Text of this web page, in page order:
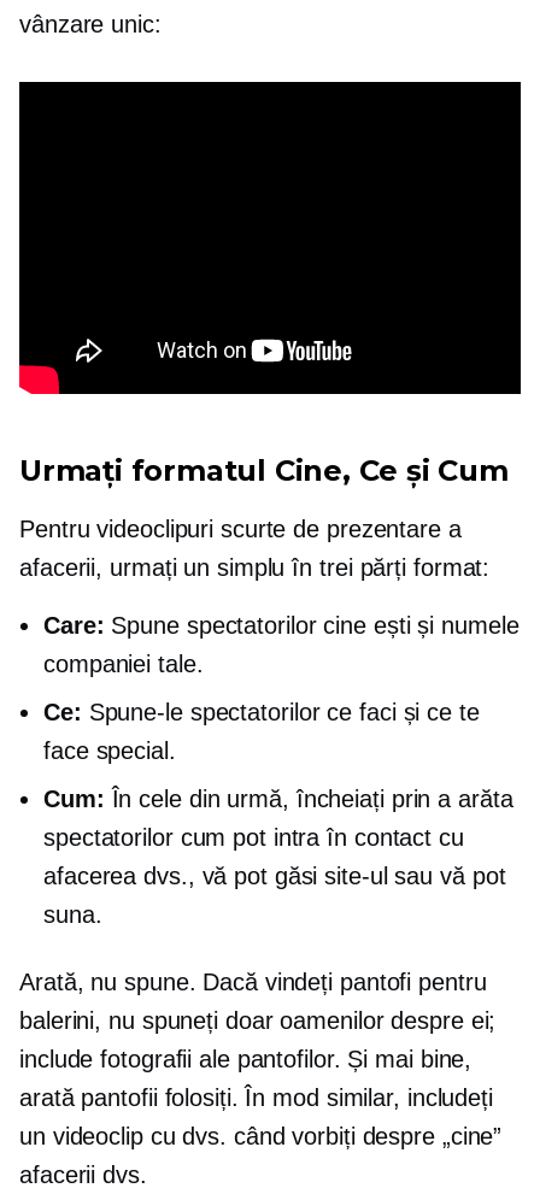
vânzare unic:
Urmați formatul Cine, Ce și Cum
Pentru videoclipuri scurte de prezentare a
afacerii, urmați un simpluîn trei părți format:
Care: Spune spectatorilor cine ești și numele
companiei tale.
Ce: Spune-le spectatorilor ce faci și ce te
face special.
Cum: În cele din urmă, încheiați prin a arăta
spectatorilor cum pot intra în contact cu
afacerea dvs., vă pot găsi site-ul sau vă pot
suna.
Arată, nu spune. Dacă vindeți pantofi pentru
balerini, nu spuneți doar oamenilor despre ei;
include fotografii ale pantofilor. Și mai bine,
arată pantofii folosiți. În mod similar, includeți
un videoclip cu dvs. când vorbiți despre „cine”
afacerii dvs.